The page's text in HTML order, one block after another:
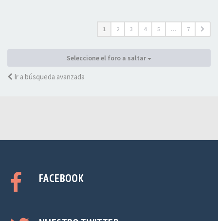
1 2 3 4 5 … 7
Seleccione el foro a saltar
Ir a búsqueda avanzada
FACEBOOK